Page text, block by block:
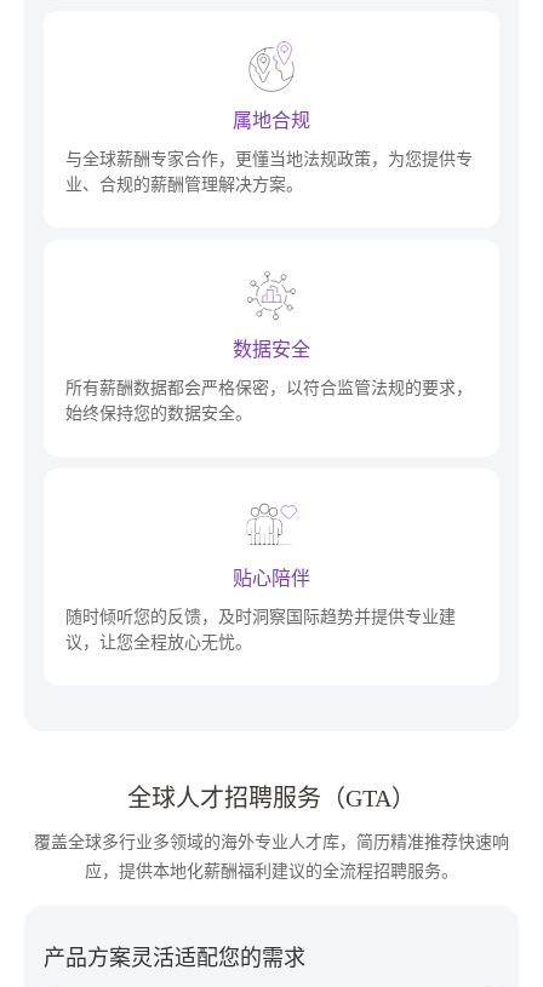
属地合规
与全球薪酬专家合作，更懂当地法规政策，为您提供专
业、合规的薪酬管理解决方案。
数据安全
所有薪酬数据都会严格保密，以符合监管法规的要求，
始终保持您的数据安全。
贴心陪伴
随时倾听您的反馈，及时洞察国际趋势并提供专业建
议，让您全程放心无忧。
全球人才招聘服务（GTA）
覆盖全球多行业多领域的海外专业人才库，简历精准推荐快速响
应，提供本地化薪酬福利建议的全流程招聘服务。
产品方案灵活适配您的需求